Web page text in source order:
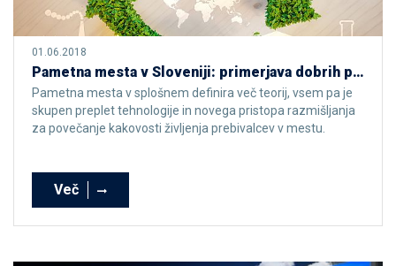
01.06.2018
Pametna mesta v Sloveniji: primerjava dobrih praks s tujino
Pametna mesta v splošnem definira več teorij, vsem pa je
skupen preplet tehnologije in novega pristopa razmišljanja
za povečanje kakovosti življenja prebivalcev v mestu.
Več